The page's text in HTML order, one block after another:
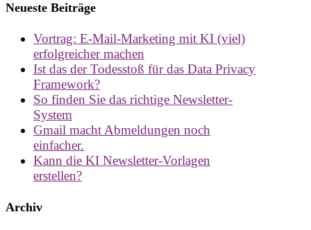
Neueste Beiträge
Vortrag: E-Mail-Marketing mit KI (viel)
erfolgreicher machen
Ist das der Todesstoß für das Data Privacy
Framework?
So finden Sie das richtige Newsletter-
System
Gmail macht Abmeldungen noch
einfacher.
Kann die KI Newsletter-Vorlagen
erstellen?
Archiv